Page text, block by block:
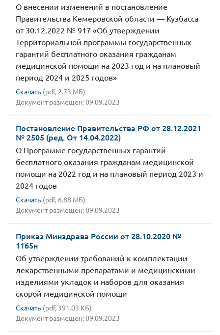
О внесении изменений в постановление
Правительства Кемеровской области — Кузбасса
от 30.12.2022 № 917 «Об утверждении
Территориальной программы государственных
гарантий бесплатного оказания гражданам
медицинской помощи на 2023 год и на плановый
период 2024 и 2025 годов»
Скачать (pdf, 2.73 МБ)
Документ размещен: 09.09.2023
Постановление Правительства РФ от 28.12.2021
№ 2505 (ред. От 14.04.2022)
О Программе государственных гарантий
бесплатного оказания гражданам медицинской
помощи на 2022 год и на плановый период 2023 и
2024 годов
Скачать (pdf, 6.88 МБ)
Документ размещен: 09.09.2023
Приказ Минздрава России от 28.10.2020 №
1165н
Об утверждении требований к комплектации
лекарственными препаратами и медицинскими
изделиями укладок и наборов для оказания
скорой медицинской помощи
Скачать (pdf, 391.03 КБ)
Документ размещен: 09.09.2023